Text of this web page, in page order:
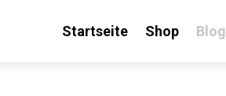
Startseite Shop Blog